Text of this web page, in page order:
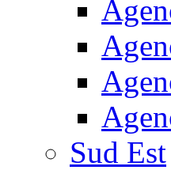
Sud Est